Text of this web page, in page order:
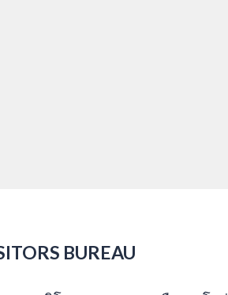
BUREAU